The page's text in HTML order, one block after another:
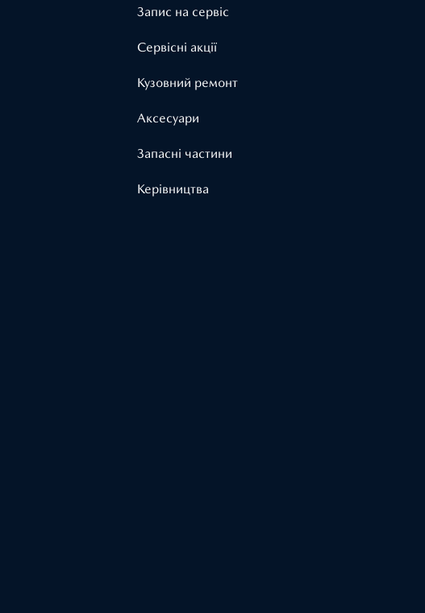
Запис на сервіс
Cервісні акції
Кузовний ремонт
Аксесуари
Запасні частини
Керівництва